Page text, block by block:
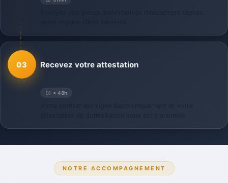
03
< 48h
Recevez votre attestation
NOTRE ACCOMPAGNEMENT